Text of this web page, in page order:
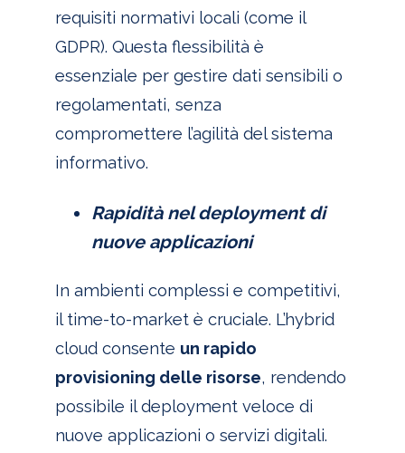
requisiti normativi locali (come il
GDPR). Questa flessibilità è
essenziale per gestire dati sensibili o
regolamentati, senza
compromettere l’agilità del sistema
informativo.
Rapidità nel deployment di
nuove applicazioni
In ambienti complessi e competitivi,
il time-to-market è cruciale. L’hybrid
cloud consente un rapido
provisioning delle risorse, rendendo
possibile il deployment veloce di
nuove applicazioni o servizi digitali.